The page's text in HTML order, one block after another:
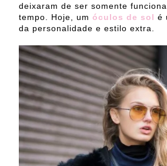
deixaram de ser somente
tempo. Hoje, um óculos de sol é
da personalidade e estilo extra.